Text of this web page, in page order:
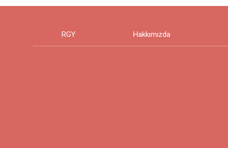
RGY Hakkımızda